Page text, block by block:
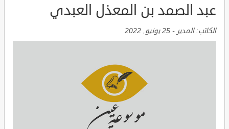
عبد الصمد بن المعذل العبدي
الكاتب:المدير - 25 يونيو, 2022